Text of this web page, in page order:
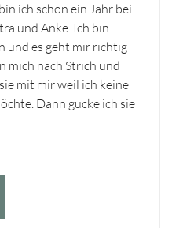
ich schon ein Jahr bei
und Anke. Ich bin
und es geht mir richtig
mich nach Strich und
mit mir weil ich keine
Dann gucke ich sie